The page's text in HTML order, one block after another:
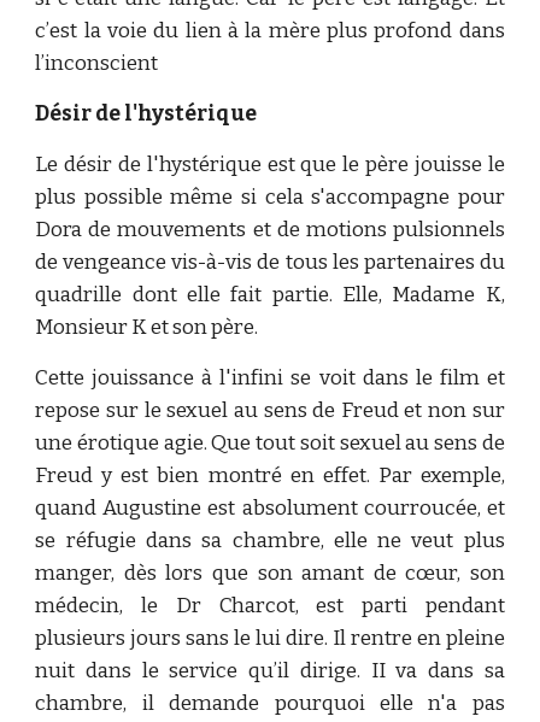
c’est la voie du lien à la mère plus profond dans
l’inconscient
Désir de l'hystérique
Le désir de l'hystérique est que le père jouisse le
plus possible même si cela s'accompagne pour
Dora de mouvements et de motions pulsionnels
de vengeance vis-à-vis de tous les partenaires du
quadrille dont elle fait partie. Elle, Madame K,
Monsieur K et son père.
Cette jouissance à l'infini se voit dans le film et
repose sur le sexuel au sens de Freud et non sur
une érotique agie. Que tout soit sexuel au sens de
Freud y est bien montré en effet. Par exemple,
quand Augustine est absolument courroucée, et
se réfugie dans sa chambre, elle ne veut plus
manger, dès lors que son amant de cœur, son
médecin, le Dr Charcot, est parti pendant
plusieurs jours sans le lui dire. Il rentre en pleine
nuit dans le service qu’il dirige. II va dans sa
chambre, il demande pourquoi elle n'a pas